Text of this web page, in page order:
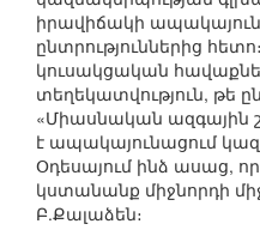
իրավիճակի
ընտրություններից
կուսակցական
տեղեկատվություն, թե
«Միասնական ազգային
է ապակայունացում
Օդեսայում ինձ ասաց,
կստանանք միջնորդի
Բ.Քալաձեն։